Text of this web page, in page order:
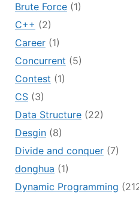
Brute Force(1)
C++ (2)
Career(1)
Concurrent (5)
Contest (1)
CS(3)
Data Structure(22)
Desgin(8)
Divide and conquer(7)
donghua (1)
Dynamic Programming